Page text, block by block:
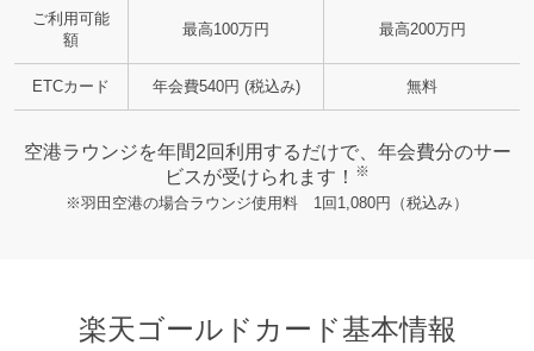
ご利用可能
額
最高100万円 最高200万円
ETCカード 年会費540円 (税込み) 無料
空港ラウンジを年間2回利用するだけで、年会費分のサー
ビスが受けられます！
※
※羽田空港の場合ラウンジ使用料 1回1,080円（税込み）
楽天ゴールドカード基本情報